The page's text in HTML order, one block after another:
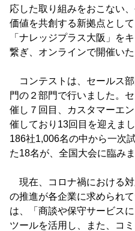
応した取り組みをおこない
価値を共創する新拠点とし
「ナレッジプラス大阪」を
繋ぎ、オンラインで開催いた
コンテストは、セールス
門の２部門で行いました。
催し７回目、カスタマーエ
催しており13回目を迎えま
186社1,006名の中から一次
た18名が、全国大会に臨みま
現在、コロナ禍における対
の推進が各企業に求められ
は、「商談や保守サービス
ツールを活用し、また、コ